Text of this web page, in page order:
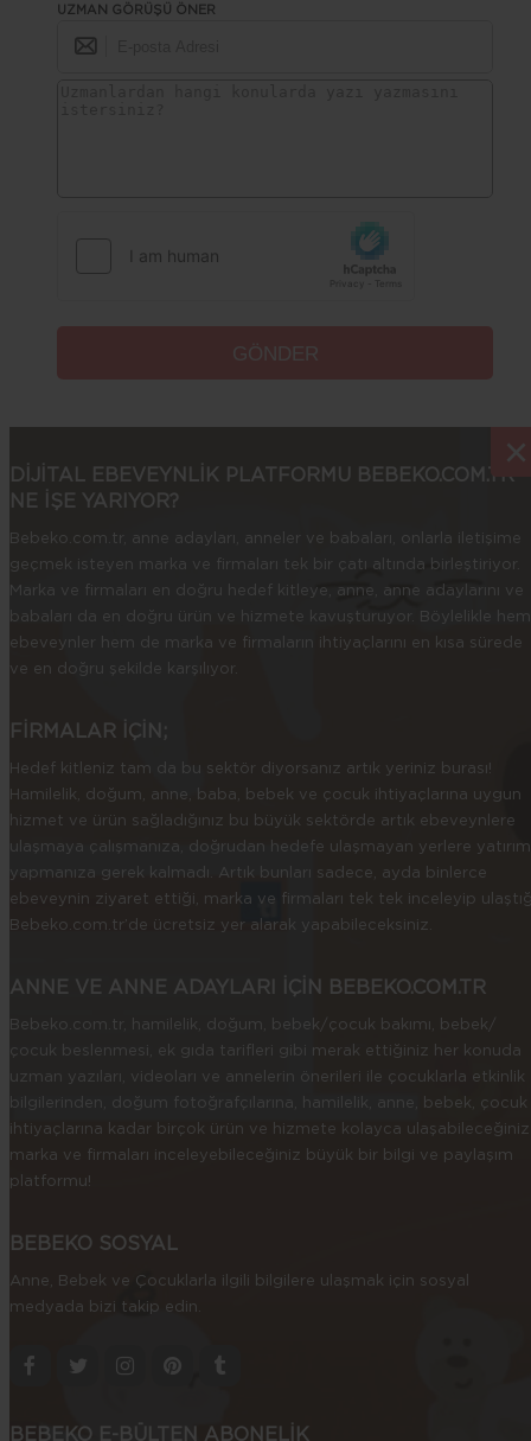
UZMAN GÖRÜŞÜ ÖNER
DİJİTAL EBEVEYNLİK PLATFORMU BEBEKO.COM.TR
NE İŞE YARIYOR?
Bebeko.com.tr, anne adayları, anneler ve babaları, onlarla iletişime
geçmek isteyen marka ve firmaları tek bir çatı altında birleştiriyor.
Marka ve firmaları en doğru hedef kitleye, anne, anne adaylarını ve
babaları da en doğru ürün ve hizmete kavuşturuyor. Böylelikle hem
ebeveynler hem de marka ve firmaların ihtiyaçlarını en kısa sürede
ve en doğru şekilde karşılıyor.
FİRMALAR İÇİN;
Hedef kitleniz tam da bu sektör diyorsanız artık yeriniz burası!
Hamilelik, doğum, anne, baba, bebek ve çocuk ihtiyaçlarına uygun
hizmet ve ürün sağladığınız bu büyük sektörde artık ebeveynlere
ulaşmaya çalışmanıza, doğrudan hedefe ulaşmayan yerlere yatırım
yapmanıza gerek kalmadı. Artık bunları sadece, ayda binlerce
ebeveynin ziyaret ettiği, marka ve firmaları tek tek inceleyip
Bebeko.com.tr’de ücretsiz yer alarak yapabileceksiniz.
ANNE VE ANNE ADAYLARI İÇİN BEBEKO.COM.TR
Bebeko.com.tr, hamilelik, doğum, bebek/çocuk bakımı, bebek/
çocuk beslenmesi, ek gıda tarifleri gibi merak ettiğiniz her konuda
uzman yazıları, videoları ve annelerin önerileri ile çocuklarla etkinlik
bilgilerinden, doğum fotoğrafçılarına, hamilelik, anne, bebek, çocuk
ihtiyaçlarına kadar birçok ürün ve hizmete kolayca ulaşabileceğiniz
marka ve firmaları inceleyebileceğiniz büyük bir bilgi ve paylaşım
platformu!
BEBEKO SOSYAL
Anne, Bebek ve Çocuklarla ilgili bilgilere ulaşmak için sosyal
medyada bizi takip edin.
BEBEKO E-BÜLTEN ABONELİK